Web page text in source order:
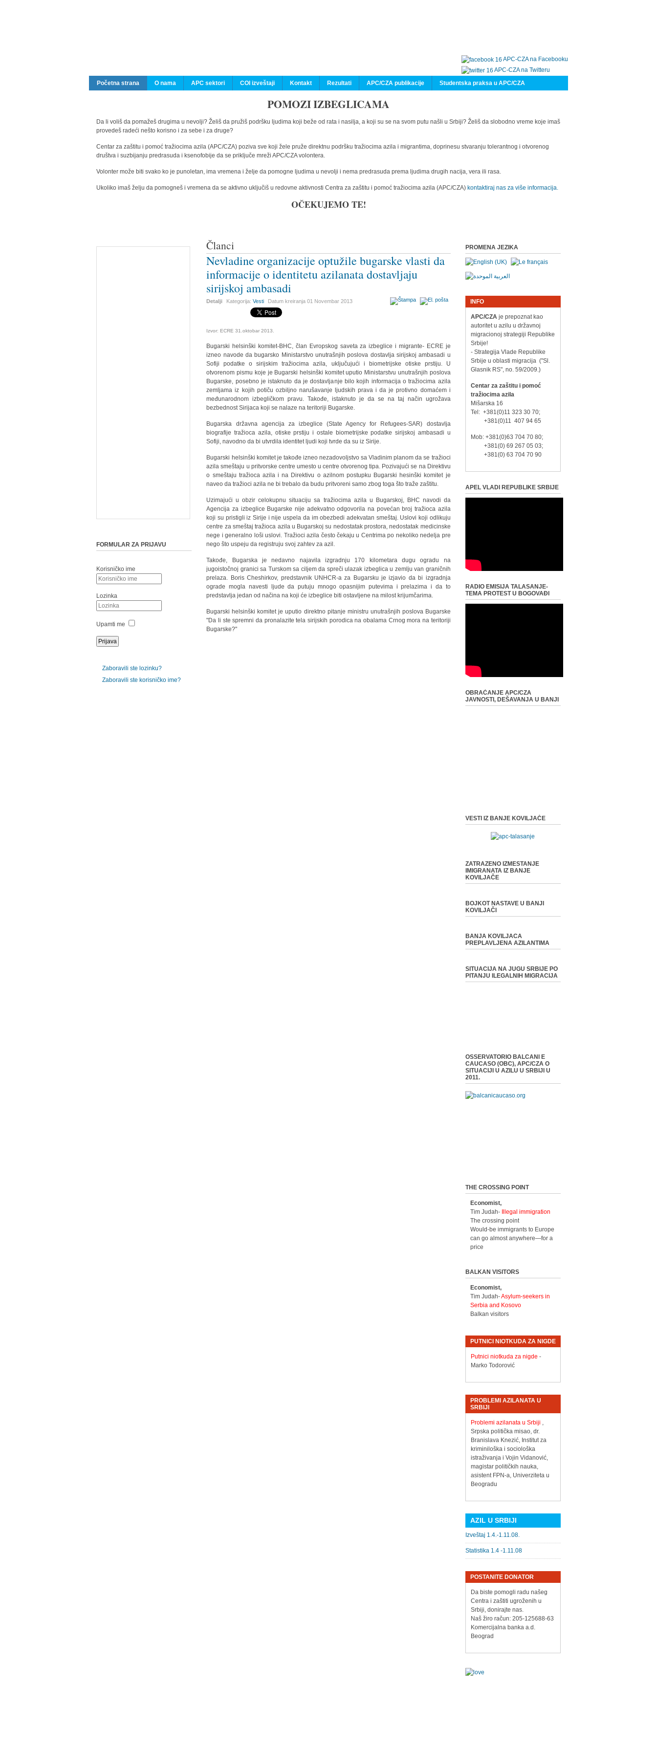
APC-CZA na Facebooku
APC-CZA na Twitteru
Početna strana
O nama APC sektori COI izveštaji Kontakt Rezultati APC/CZA publikacije Studentska praksa u APC/CZA
POMOZI IZBEGLICAMA
Da li voliš da pomažeš drugima u nevolji? Želiš da pružiš podršku ljudima koji beže od rata i nasilja, a koji su se na svom putu našli u Srbiji? Želiš da slobodno vreme koje imaš
provedeš radeći nešto korisno i za sebe i za druge?
Centar za zaštitu i pomoć tražiocima azila (APC/CZA) poziva sve koji žele pruže direktnu podršku tražiocima azila i migrantima, doprinesu stvaranju tolerantnog i otvorenog
društva i suzbijanju predrasuda i ksenofobije da se priključe mreži APC/CZA volontera.
Volonter može biti svako ko je punoletan, ima vremena i želje da pomogne ljudima u nevolji i nema predrasuda prema ljudima drugih nacija, vera ili rasa.
Ukoliko imaš želju da pomogneš i vremena da se aktivno uključiš u redovne aktivnosti Centra za zaštitu i pomoć tražiocima azila (APC/CZA) kontaktiraj nas za više informacija.
OČEKUJEMO TE!
Članci
Nevladine organizacije optužile bugarske vlasti da
informacije o identitetu azilanata dostavljaju
sirijskoj ambasadi
Detalji Kategorija:Vesti Datum kreiranja01 Novembar 2013
Izvor: ECRE 31.oktobar 2013.
Bugarski helsinški komitet-BHC, član Evropskog saveta za izbeglice i migrante- ECRE je
izneo navode da bugarsko Ministarstvo unutrašnjih poslova dostavlja sirijskoj ambasadi u
Sofiji podatke o sirijskim tražiocima azila, uključujući i biometrijske otiske prstiju. U
otvorenom pismu koje je Bugarski helsinški komitet uputio Ministarstvu unutrašnjih poslova
Bugarske, posebno je istaknuto da je dostavljanje bilo kojih informacija o tražiocima azila
zemljama iz kojih potiču ozbiljno narušavanje ljudskih prava i da je protivno domaćem i
međunarodnom izbegličkom pravu. Takođe, istaknuto je da se na taj način ugrožava
bezbednost Sirijaca koji se nalaze na teritoriji Bugarske.
Bugarska državna agencija za izbeglice (State Agency for Refugees-SAR) dostavlja
biografije tražioca azila, otiske prstiju i ostale biometrijske podatke sirijskoj ambasadi u
Sofiji, navodno da bi utvrdila identitet ljudi koji tvrde da su iz Sirije.
Bugarski helsinški komitet je takođe izneo nezadovoljstvo sa Vladinim planom da se tražioci
azila smeštaju u pritvorske centre umesto u centre otvorenog tipa. Pozivajući se na Direktivu
o smeštaju tražioca azila i na Direktivu o azilnom postupku Bugarski hesinški komitet je
naveo da tražioci azila ne bi trebalo da budu pritvoreni samo zbog toga što traže zaštitu.
Uzimajući u obzir celokupnu situaciju sa tražiocima azila u Bugarskoj, BHC navodi da
Agencija za izbeglice Bugarske nije adekvatno odgovorila na povećan broj tražioca azila
koji su pristigli iz Sirije i nije uspela da im obezbedi adekvatan smeštaj. Uslovi koji odlikuju
centre za smeštaj tražioca azila u Bugarskoj su nedostatak prostora, nedostatak medicinske
nege i generalno loši uslovi. Tražioci azila često čekaju u Centrima po nekoliko nedelja pre
nego što uspeju da registruju svoj zahtev za azil.
Takođe, Bugarska je nedavno najavila izgradnju 170 kilometara dugu ogradu na
jugoistočnoj granici sa Turskom sa ciljem da spreči ulazak izbeglica u zemlju van graničnih
prelaza. Boris Cheshirkov, predstavnik UNHCR-a za Bugarsku je izjavio da bi izgradnja
ograde mogla navesti ljude da putuju mnogo opasnijim putevima i prelazima i da to
predstavlja jedan od načina na koji će izbeglice biti ostavljene na milost krijumčarima.
Bugarski helsinški komitet je uputio direktno pitanje ministru unutrašnjih poslova Bugarske
"Da li ste spremni da pronalazite tela sirijskih porodica na obalama Crnog mora na teritoriji
Bugarske?"
FORMULAR ZA PRIJAVU
Korisničko ime
Lozinka
Upamti me
Zaboravili ste lozinku?
Zaboravili ste korisničko ime?
PROMENA JEZIKA
INFO
APC/CZAje prepoznat kao
autoritet u azilu u državnoj
migracionoj strategiji Republike
Srbije!
- Strategija Vlade Republike
Srbije u oblasti migracija ("Sl.
Glasnik RS", no. 59/2009.)
Centar za zaštitu i pomoć
tražiocima azila
Mišarska 16
Tel: +381(0)11 323 30 70;
+381(0)11 407 94 65
Mob: +381(0)63 704 70 80;
+381(0) 69 267 05 03;
+381(0) 63 704 70 90
APEL VLADI REPUBLIKE SRBIJE
RADIO EMISIJA TALASANJE-
TEMA PROTEST U BOGOVAĐI
OBRAĆANJE APC/CZA
JAVNOSTI, DEŠAVANJA U BANJI
VESTI IZ BANJE KOVILJAČE
ZATRAZENO IZMESTANJE
IMIGRANATA IZ BANJE
KOVILJAČE
BOJKOT NASTAVE U BANJI
KOVILJAČI
BANJA KOVILJACA
PREPLAVLJENA AZILANTIMA
SITUACIJA NA JUGU SRBIJE PO
PITANJU ILEGALNIH MIGRACIJA
OSSERVATORIO BALCANI E
CAUCASO (OBC), APC/CZA O
SITUACIJI U AZILU U SRBIJI U
2011.
THE CROSSING POINT
Economist,
Tim Judah-
Illegal immigration
The crossing point
Would-be immigrants to Europe
can go almost anywhere—for a
price
BALKAN VISITORS
Economist,
Tim Judah-Asylum-seekers in
Serbia and Kosovo
Balkan visitors
PUTNICI NIOTKUDA ZA NIGDE
Putnici niotkuda za nigde -
Marko Todorović
PROBLEMI AZILANATA U
SRBIJI
Problemi azilanata u Srbiji ,
Srpska politička misao, dr.
Branislava Knezić, Institut za
kriminiloška i sociološka
istraživanja i Vojin Vidanović,
magistar političkih nauka,
asistent FPN-a, Univerziteta u
Beogradu
AZIL U SRBIJI
Izveštaj 1.4.-1.11.08.
Statistika 1.4 -1.11.08
POSTANITE DONATOR
Da biste pomogli radu našeg
Centra i zaštiti ugroženih u
Srbiji, donirajte nas.
Naš žiro račun: 205-125688-63
Komercijalna banka a.d.
Beograd